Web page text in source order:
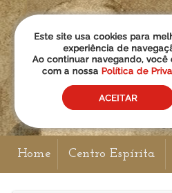
Home Centro Espírita